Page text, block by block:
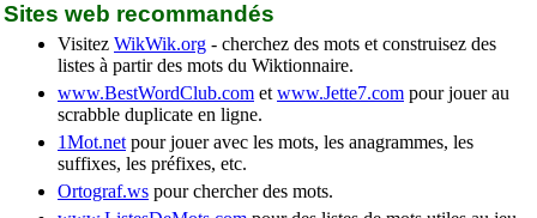
Sites web recommandés
Visitez WikWik.org - cherchez des mots et construisez des
listes à partir des mots du Wiktionnaire.
www.BestWordClub.com et www.Jette7.com pour jouer au
scrabble duplicate en ligne.
1Mot.net pour jouer avec les mots, les anagrammes, les
suffixes, les préfixes, etc.
Ortograf.ws pour chercher des mots.